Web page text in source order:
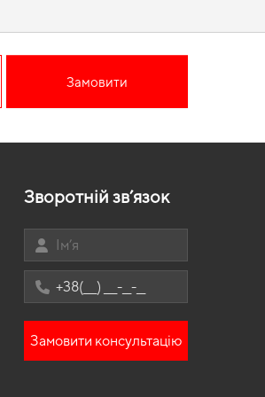
Замовити
Зворотній зв’язок
Замовити консультацію